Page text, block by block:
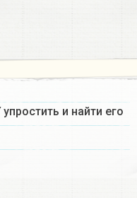
упростить и найти его